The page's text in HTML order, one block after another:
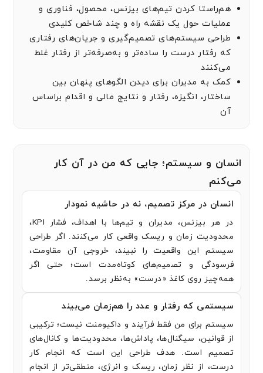
هم‌راستا کردن تیم‌های بیزنس، محصول، فناوری و
عملیات حول یک نقشه راه و چند شاخص کلیدی
طراحی سیستم‌های تصمیم‌گیری و جریان‌های رفتاری
که رفتار درست را ساده‌تر و به‌صرفه‌تر از رفتار غلط
می‌کنند
کمک به مدیران برای دیدن الگوهای پنهان بین
ساختار، انگیزه، رفتار و نتایج مالی و اقدام براساس
آن
انسان و سیستم؛ جایی که من در آن کار
می‌کنم
انسان در مرکز تصمیم، نه در حاشیه نمودار
در هر بیزنس، مدیران و تیم‌ها با اهداف، فشار KPI،
محدودیت زمان و ریسک واقعی کار می‌کنند. اگر طراحی
سیستم این واقعیت را نبیند، خروجی آن مقاومت،
فرسودگی و تصمیم‌های کوتاه‌مدت است؛ حتی اگر
همه‌چیز روی کاغذ «درست» به‌نظر برسد.
سیستمی که رفتار و عدد را هم‌زمان می‌بیند
سیستم برای من فقط فرآیند و داکیومنت نیست؛ ترکیبی
از قوانین، سیگنال‌ها، پاداش‌ها، محدودیت‌ها و کانال‌های
تصمیم است. هدف طراحی این است که انجام کار
درست، از نظر زمان، ریسک و انرژی، منطقی‌تر از انجام